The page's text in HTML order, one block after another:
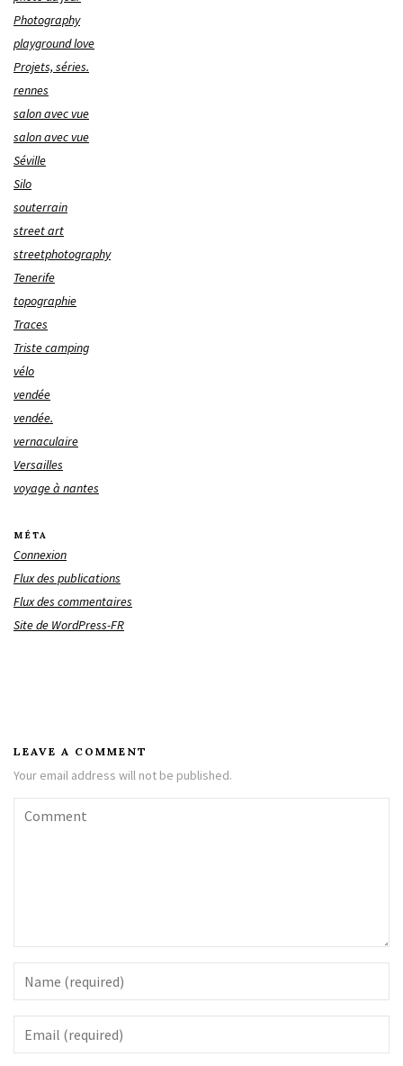
Photography
playground love
Projets, séries.
rennes
salon avec vue
salon avec vue
Séville
Silo
souterrain
street art
streetphotography
Tenerife
topographie
Traces
Triste camping
vélo
vendée
vendée.
vernaculaire
Versailles
voyage à nantes
MÉTA
Connexion
Flux des publications
Flux des commentaires
Site de WordPress-FR
LEAVE A COMMENT
Your email address will not be published.